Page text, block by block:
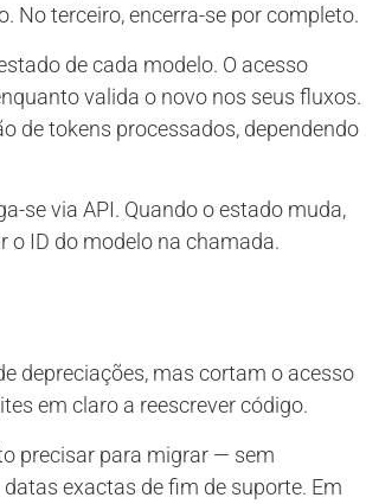
No terceiro, encerra-se por completo.
de cada modelo. O acesso
valida o novo nos seus fluxos.
de tokens processados, dependendo
se via API. Quando o estado muda,
o ID do modelo na chamada.
depreciações, mas cortam o acesso
em claro a reescrever código.
precisar para migrar — sem
exactas de fim de suporte. Em